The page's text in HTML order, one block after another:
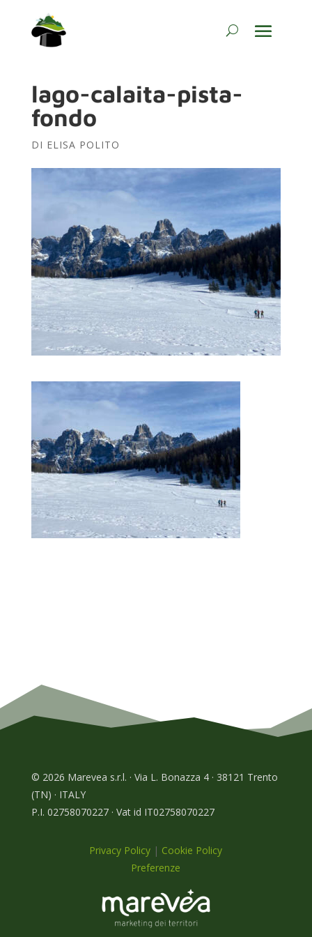
lago-calaita-pista-
fondo
DI ELISA POLITO
© 2026 Marevea s.r.l. · Via L. Bonazza 4 · 38121 Trento
(TN) · ITALY
P.I. 02758070227 · Vat id IT02758070227
Privacy Policy | Cookie Policy
Preferenze